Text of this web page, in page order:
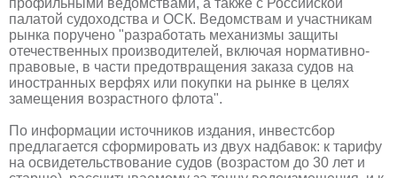
профильными ведомствами, а также с Российской
палатой судоходства и ОСК. Ведомствам и участникам
рынка поручено "разработать механизмы защиты
отечественных производителей, включая нормативно-
правовые, в части предотвращения заказа судов на
иностранных верфях или покупки на рынке в целях
замещения возрастного флота".
По информации источников издания, инвестсбор
предлагается сформировать из двух надбавок: к тарифу
на освидетельствование судов (возрастом до 30 лет и